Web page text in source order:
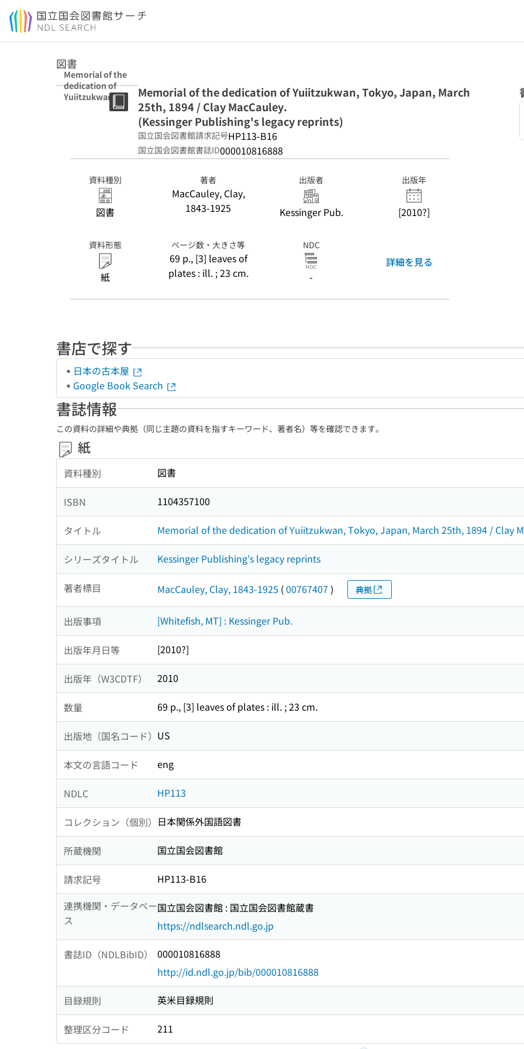
本文へ移動
図書
Memorial of the
dedication of
Yuiitzukwan,
Tokyo, Japan,
Publishing's
legacy reprints)
Memorial of the dedication of Yuiitzukwan, Tokyo, Japan, March
25th, 1894 / Clay MacCauley.
(Kessinger Publishing's legacy reprints)
国立国会図書館請求記号HP113-B16
国立国会図書館書誌ID000010816888
資料種別
図書
著者
MacCauley, Clay,
1843-1925
出版者
Kessinger Pub.
出版年
[2010?]
資料形態
紙
ページ数・大きさ等
69 p., [3] leaves of
plates : ill. ; 23 cm.
NDC
-
詳細を見る
書店で探す
日本の古本屋
Google Book Search
書誌情報
この資料の詳細や典拠（同じ主題の資料を指すキーワード、著者名）等を確認できます。
紙
資料種別 図書
ISBN 1104357100
タイトル Memorial of the dedication of Yuiitzukwan, Tokyo, Japan, March 25th, 1894 / Clay
シリーズタイトル Kessinger Publishing's legacy reprints
著者標目 MacCauley, Clay, 1843-1925 (00767407 ) 典拠
出版事項 [Whitefish, MT] : Kessinger Pub.
出版年月日等 [2010?]
出版年（W3CDTF） 2010
数量 69 p., [3] leaves of plates : ill. ; 23 cm.
出版地（国名コード） US
本文の言語コード eng
NDLC HP113
コレクション（個別） 日本関係外国語図書
所蔵機関 国立国会図書館
請求記号
HP113-B16
連携機関・データベー
ス
国立国会図書館 : 国立国会図書館蔵書
https://ndlsearch.ndl.go.jp
書誌ID（NDLBibID）
000010816888
http://id.ndl.go.jp/bib/000010816888
目録規則 英米目録規則
整理区分コード 211